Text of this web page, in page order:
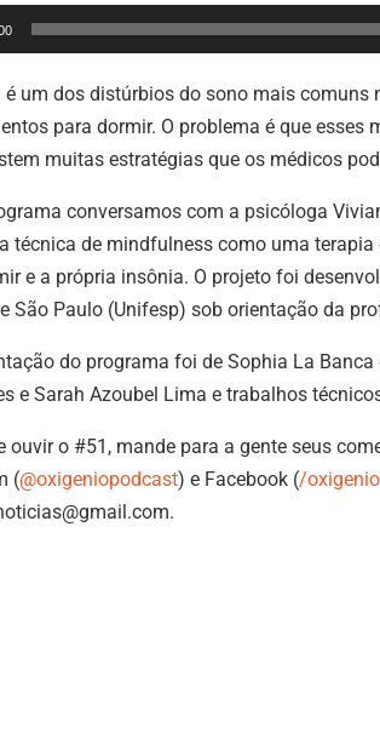
é um dos distúrbios do sono mais comuns
para dormir. O problema é que
muitas estratégias que os médicos
conversamos com a psicóloga
técnica de mindfulness como uma
e a própria insônia. O projeto foi
São Paulo (Unifesp) sob orientação da
do programa foi de Sophia La
e Sarah Azoubel Lima e trabalhos
ouvir o #51, mande para a gente seus
(@oxigeniopodcast) e Facebook (/